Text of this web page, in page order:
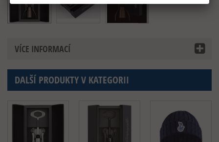
VÍCE INFORMACÍ
DALŠÍ PRODUKTY V KATEGORII